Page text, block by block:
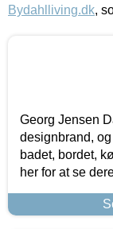
Bydahlliving.dk,
Georg Jensen
designbrand,
badet, bordet,
her for at se